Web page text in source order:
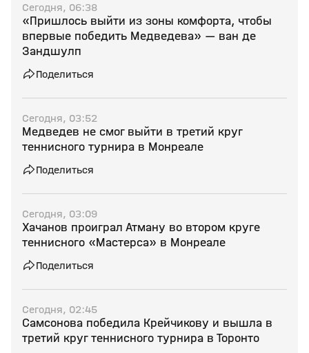
Сегодня, 06:38
«Пришлось выйти из зоны комфорта, чтобы
впервые победить Медведева» — ван де
Зандшулп
Поделиться
Сегодня, 03:52
Медведев не смог выйти в третий круг
теннисного турнира в Монреале
Поделиться
Сегодня, 03:09
Хачанов проиграл Атману во втором круге
теннисного «Мастерса» в Монреале
Поделиться
Сегодня, 02:45
Самсонова победила Крейчикову и вышла в
третий круг теннисного турнира в Торонто